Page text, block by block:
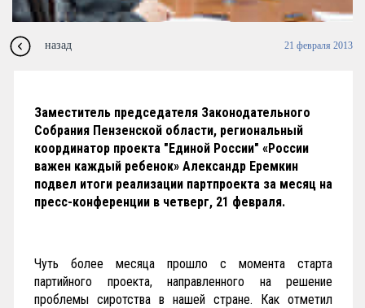
назад 21 февраля 2013
Заместитель председателя Законодательного
Собрания Пензенской области, региональный
координатор проекта "Единой России" «России
важен каждый ребенок» Александр Еремкин
подвел итоги реализации партпроекта за месяц на
пресс-конференции в четверг, 21 февраля.
Чуть более месяца прошло с момента старта
партийного проекта, направленного на решение
проблемы сиротства в нашей стране. Как отметил